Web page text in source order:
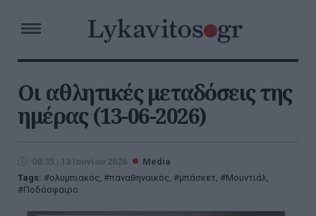
Οι αθλητικές μεταδόσεις της
ημέρας (13-06-2026)
08:35 | 13 Ιουνίου 2026
Media
Tags:
ολυμπιακός, παναθηναικός, μπάσκετ, Μουντιάλ,
Ποδόσφαιρο